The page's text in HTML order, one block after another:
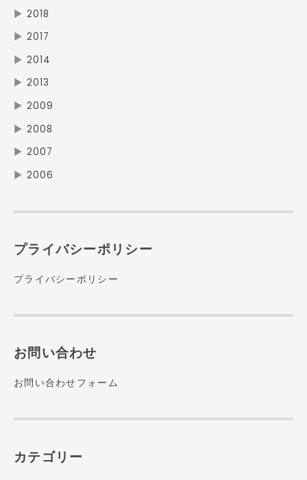
▶ 2018
▶ 2017
▶ 2014
▶ 2013
▶ 2009
▶ 2008
▶ 2007
▶ 2006
プライバシーポリシー
プライバシーポリシー
お問い合わせ
お問い合わせフォーム
カテゴリー